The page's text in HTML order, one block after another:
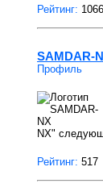
Рейтинг: 1066
SAMDAR-
Профиль
NX"
Рейтинг: 517